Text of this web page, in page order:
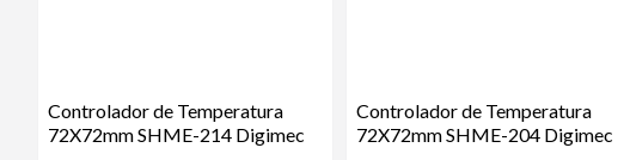
Controlador de Temperatura
72X72mm SHME-214 Digimec
Controlador de Temperatura
72X72mm SHME-204 Digimec